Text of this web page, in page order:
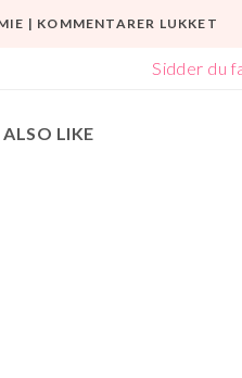
| KOMMENTARER LUKKET
Sidder du
LIKE